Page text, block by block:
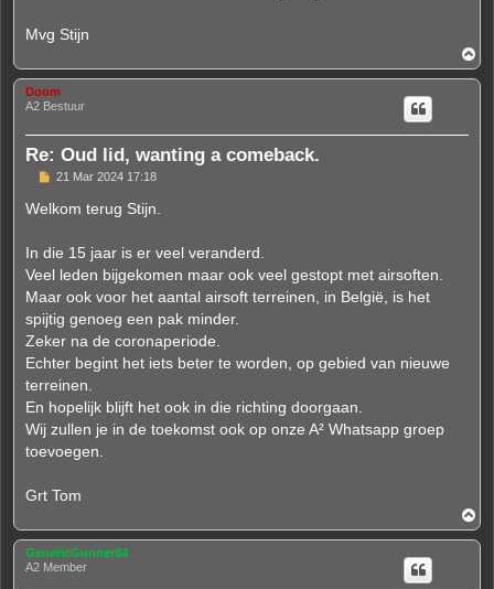
Mvg Stijn
o
p
Doom
A2 Bestuur
Re: Oud lid, wanting a comeback.
P
s
21 Mar 2024 17:18
Welkom terug Stijn.
In die 15 jaar is er veel veranderd.
Veel leden bijgekomen maar ook veel gestopt met airsoften.
Maar ook voor het aantal airsoft terreinen, in België, is het
spijtig genoeg een pak minder.
Zeker na de coronaperiode.
Echter begint het iets beter te worden, op gebied van nieuwe
terreinen.
En hopelijk blijft het ook in die richting doorgaan.
Wij zullen je in de toekomst ook op onze A² Whatsapp groep
toevoegen.
Grt Tom
o
p
GenericGunner84
A2 Member